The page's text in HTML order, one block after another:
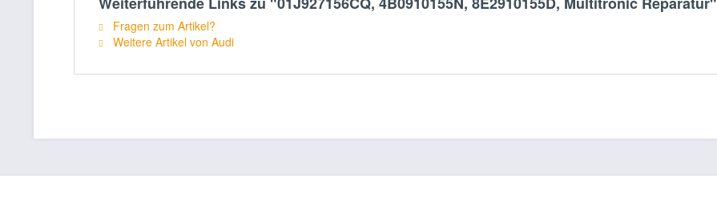
Fragen zum Artikel?
Weitere Artikel von Audi